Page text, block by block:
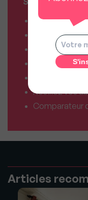
Combien
Combien
Comparateur
Comparateur
Résiliez vos
Comparateur
Articles